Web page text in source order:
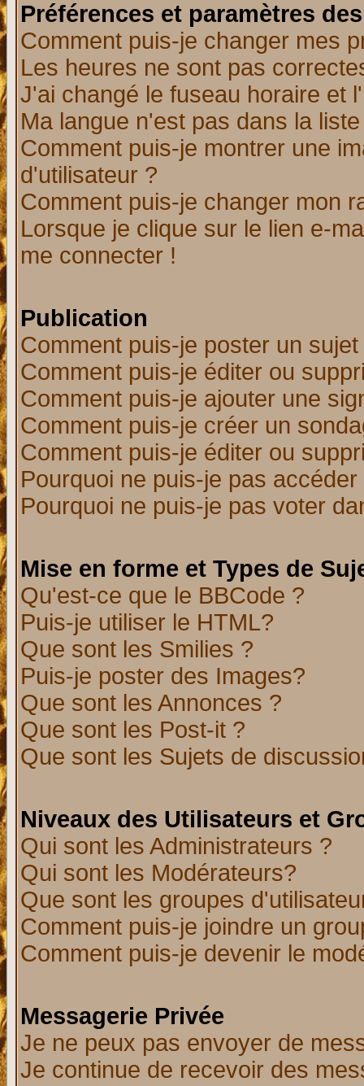
Préférences et paramètres
Comment puis-je changer mes
Les heures ne sont pas
J'ai changé le fuseau horaire et
Ma langue n'est pas dans la
Comment puis-je montrer une
d'utilisateur ?
Comment puis-je changer mon
Lorsque je clique sur le lien e-
me connecter !
Publication
Comment puis-je poster un
Comment puis-je éditer ou
Comment puis-je ajouter une
Comment puis-je créer un
Comment puis-je éditer ou
Pourquoi ne puis-je pas
Pourquoi ne puis-je pas voter
Mise en forme et Types de
Qu'est-ce que le BBCode ?
Puis-je utiliser le HTML?
Que sont les Smilies ?
Puis-je poster des Images?
Que sont les Annonces ?
Que sont les Post-it ?
Que sont les Sujets de
Niveaux des Utilisateurs et
Qui sont les Administrateurs ?
Qui sont les Modérateurs?
Que sont les groupes
Comment puis-je joindre un
Comment puis-je devenir le
Messagerie Privée
Je ne peux pas envoyer de
Je continue de recevoir des